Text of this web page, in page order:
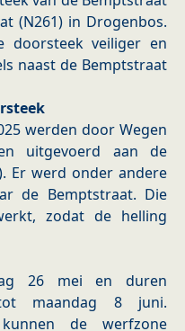
(N261) in Drogenbos.
doorsteek veiliger en
naast de Bemptstraat
werden door Wegen
uitgevoerd aan de
Er werd onder andere
de Bemptstraat. Die
zodat de helling
26 mei en duren
maandag 8 juni.
de werfzone